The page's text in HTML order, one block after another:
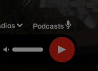
Podcasts